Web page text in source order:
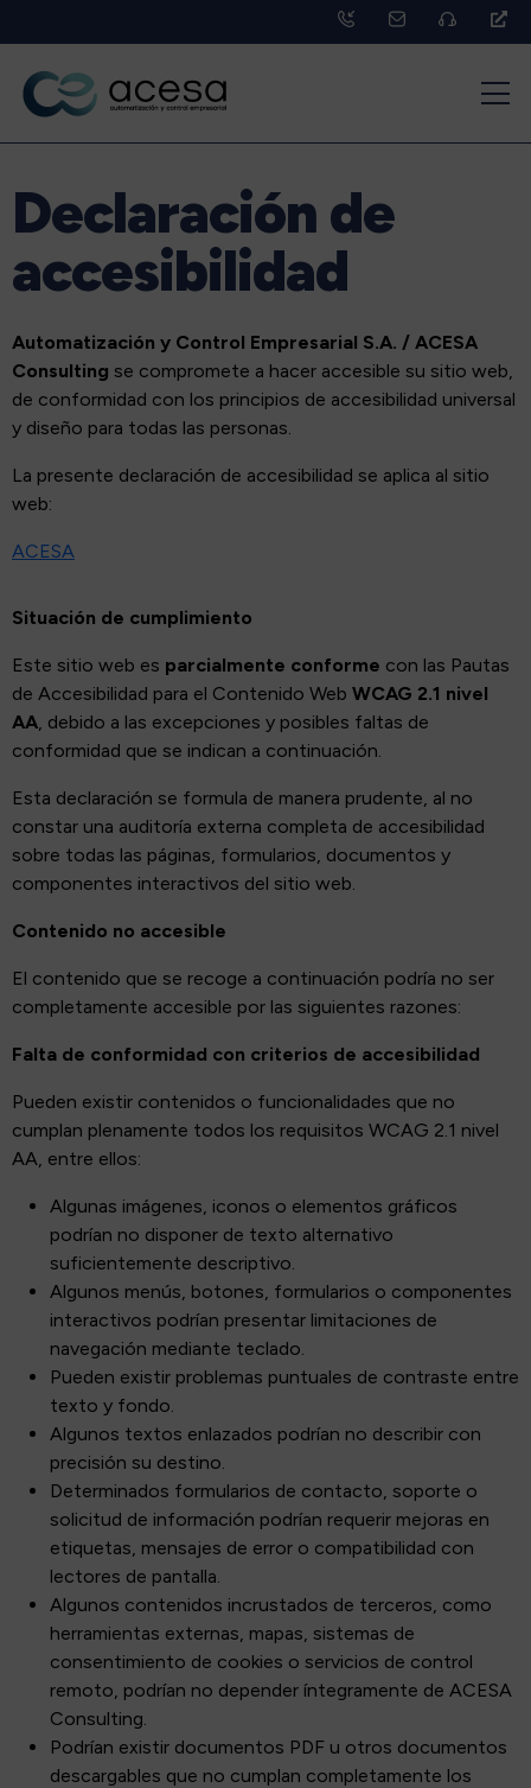
Declaración de
accesibilidad
Automatización y Control Empresarial S.A. / ACESA
Consulting se compromete a hacer accesible su sitio web,
de conformidad con los principios de accesibilidad universal
y diseño para todas las personas.
La presente declaración de accesibilidad se aplica al sitio
web:
ACESA
Situación de cumplimiento
Este sitio web es parcialmente conforme con las Pautas
de Accesibilidad para el Contenido Web WCAG 2.1 nivel
AA, debido a las excepciones y posibles faltas de
conformidad que se indican a continuación.
Esta declaración se formula de manera prudente, al no
constar una auditoría externa completa de accesibilidad
sobre todas las páginas, formularios, documentos y
componentes interactivos del sitio web.
Contenido no accesible
El contenido que se recoge a continuación podría no ser
completamente accesible por las siguientes razones:
Falta de conformidad con criterios de accesibilidad
Pueden existir contenidos o funcionalidades que no
cumplan plenamente todos los requisitos WCAG 2.1 nivel
AA, entre ellos:
Algunas imágenes, iconos o elementos gráficos
podrían no disponer de texto alternativo
suficientemente descriptivo.
Algunos menús, botones, formularios o componentes
interactivos podrían presentar limitaciones de
navegación mediante teclado.
Pueden existir problemas puntuales de contraste entre
texto y fondo.
Algunos textos enlazados podrían no describir con
precisión su destino.
Determinados formularios de contacto, soporte o
solicitud de información podrían requerir mejoras en
etiquetas, mensajes de error o compatibilidad con
lectores de pantalla.
Algunos contenidos incrustados de terceros, como
herramientas externas, mapas, sistemas de
consentimiento de cookies o servicios de control
remoto, podrían no depender íntegramente de ACESA
Consulting.
Podrían existir documentos PDF u otros documentos
descargables que no cumplan completamente los